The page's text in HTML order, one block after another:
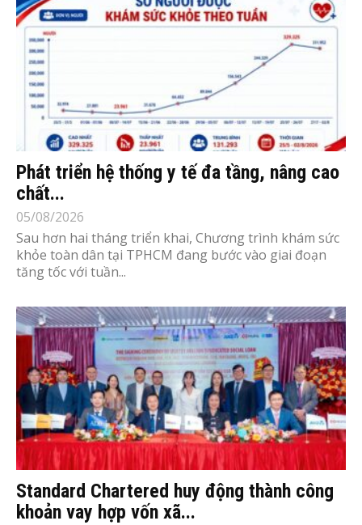
Phát triển hệ thống y tế đa tầng, nâng cao
chất...
05/08/2026
Sau hơn hai tháng triển khai, Chương trình khám sức
khỏe toàn dân tại TPHCM đang bước vào giai đoạn
tăng tốc với tuần...
Standard Chartered huy động thành công
khoản vay hợp vốn xã...